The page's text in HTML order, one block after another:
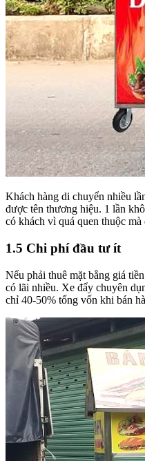
Khách hàng di chuyển nhiều
được tên thương hiệu. 1 lần
có khách vì quá quen thuộc mà
1.5 Chi phí đầu tư ít
Nếu phải thuê mặt bằng giá
có lãi nhiều. Xe đẩy chuyên
chỉ 40-50% tổng vốn khi bán